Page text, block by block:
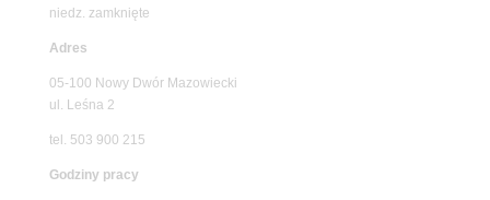
niedz. zamknięte
Adres
05-100 Nowy Dwór Mazowiecki
ul. Leśna 2
tel. 503 900 215
Godziny pracy